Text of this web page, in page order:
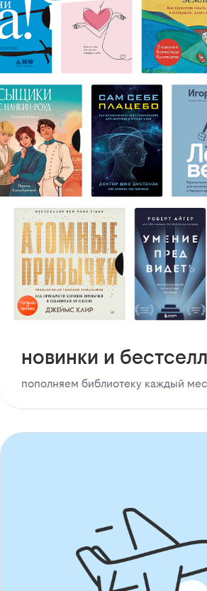
новинки и
пополняем библиотеку каждый